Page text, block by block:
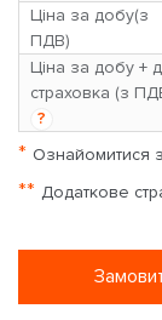
Ціна за добу(з
ПДВ)
Ціна за добу +
страховка (з
?
* Ознайомитися з
** Додаткове